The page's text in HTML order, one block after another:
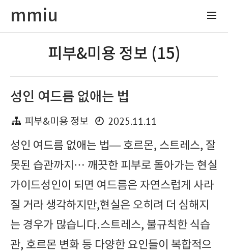
mmiu
피부&미용 정보 (15)
성인 여드름 없애는 법
피부&미용 정보
2025.11.11
성인 여드름 없애는 법— 호르몬, 스트레스, 잘
못된 습관까지… 깨끗한 피부로 돌아가는 현실
가이드성인이 되면 여드름은 자연스럽게 사라
질 거라 생각하지만,현실은 오히려 더 심해지
는 경우가 많습니다.스트레스, 불규칙한 식습
관, 호르몬 변화 등 다양한 요인들이 복합적으